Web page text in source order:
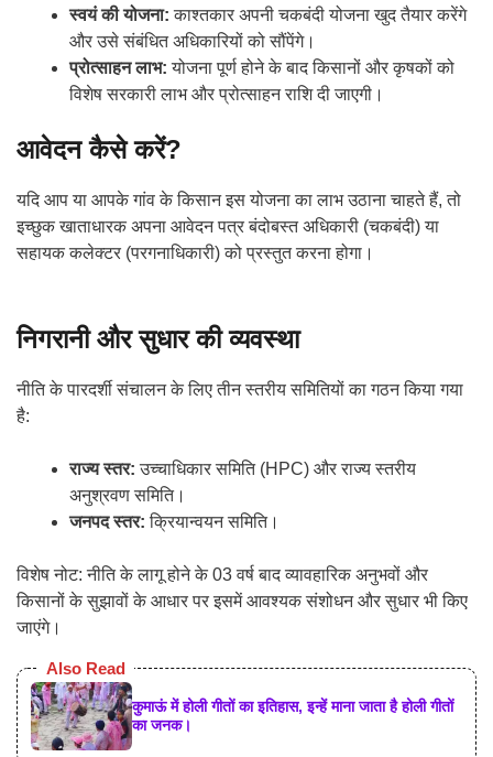
स्वयं की योजना: काश्तकार अपनी चकबंदी योजना खुद तैयार करेंगे
और उसे संबंधित अधिकारियों को सौंपेंगे।
प्रोत्साहन लाभ: योजना पूर्ण होने के बाद किसानों और कृषकों को
विशेष सरकारी लाभ और प्रोत्साहन राशि दी जाएगी।
आवेदन कैसे करें?
यदि आप या आपके गांव के किसान इस योजना का लाभ उठाना चाहते हैं, तो
इच्छुक खाताधारक अपना आवेदन पत्र बंदोबस्त अधिकारी (चकबंदी) या
सहायक कलेक्टर (परगनाधिकारी) को प्रस्तुत करना होगा।
निगरानी और सुधार की व्यवस्था
नीति के पारदर्शी संचालन के लिए तीन स्तरीय समितियों का गठन किया गया
है:
राज्य स्तर:उच्चाधिकार समिति (HPC) और राज्य स्तरीय
अनुश्रवण समिति।
जनपद स्तर:क्रियान्वयन समिति।
विशेष नोट: नीति के लागू होने के 03 वर्ष बाद व्यावहारिक अनुभवों और
किसानों के सुझावों के आधार पर इसमें आवश्यक संशोधन और सुधार भी किए
जाएंगे।
Also Read
कुमाऊं में होली गीतों का इतिहास, इन्हें माना जाता है होली गीतों
का जनक।